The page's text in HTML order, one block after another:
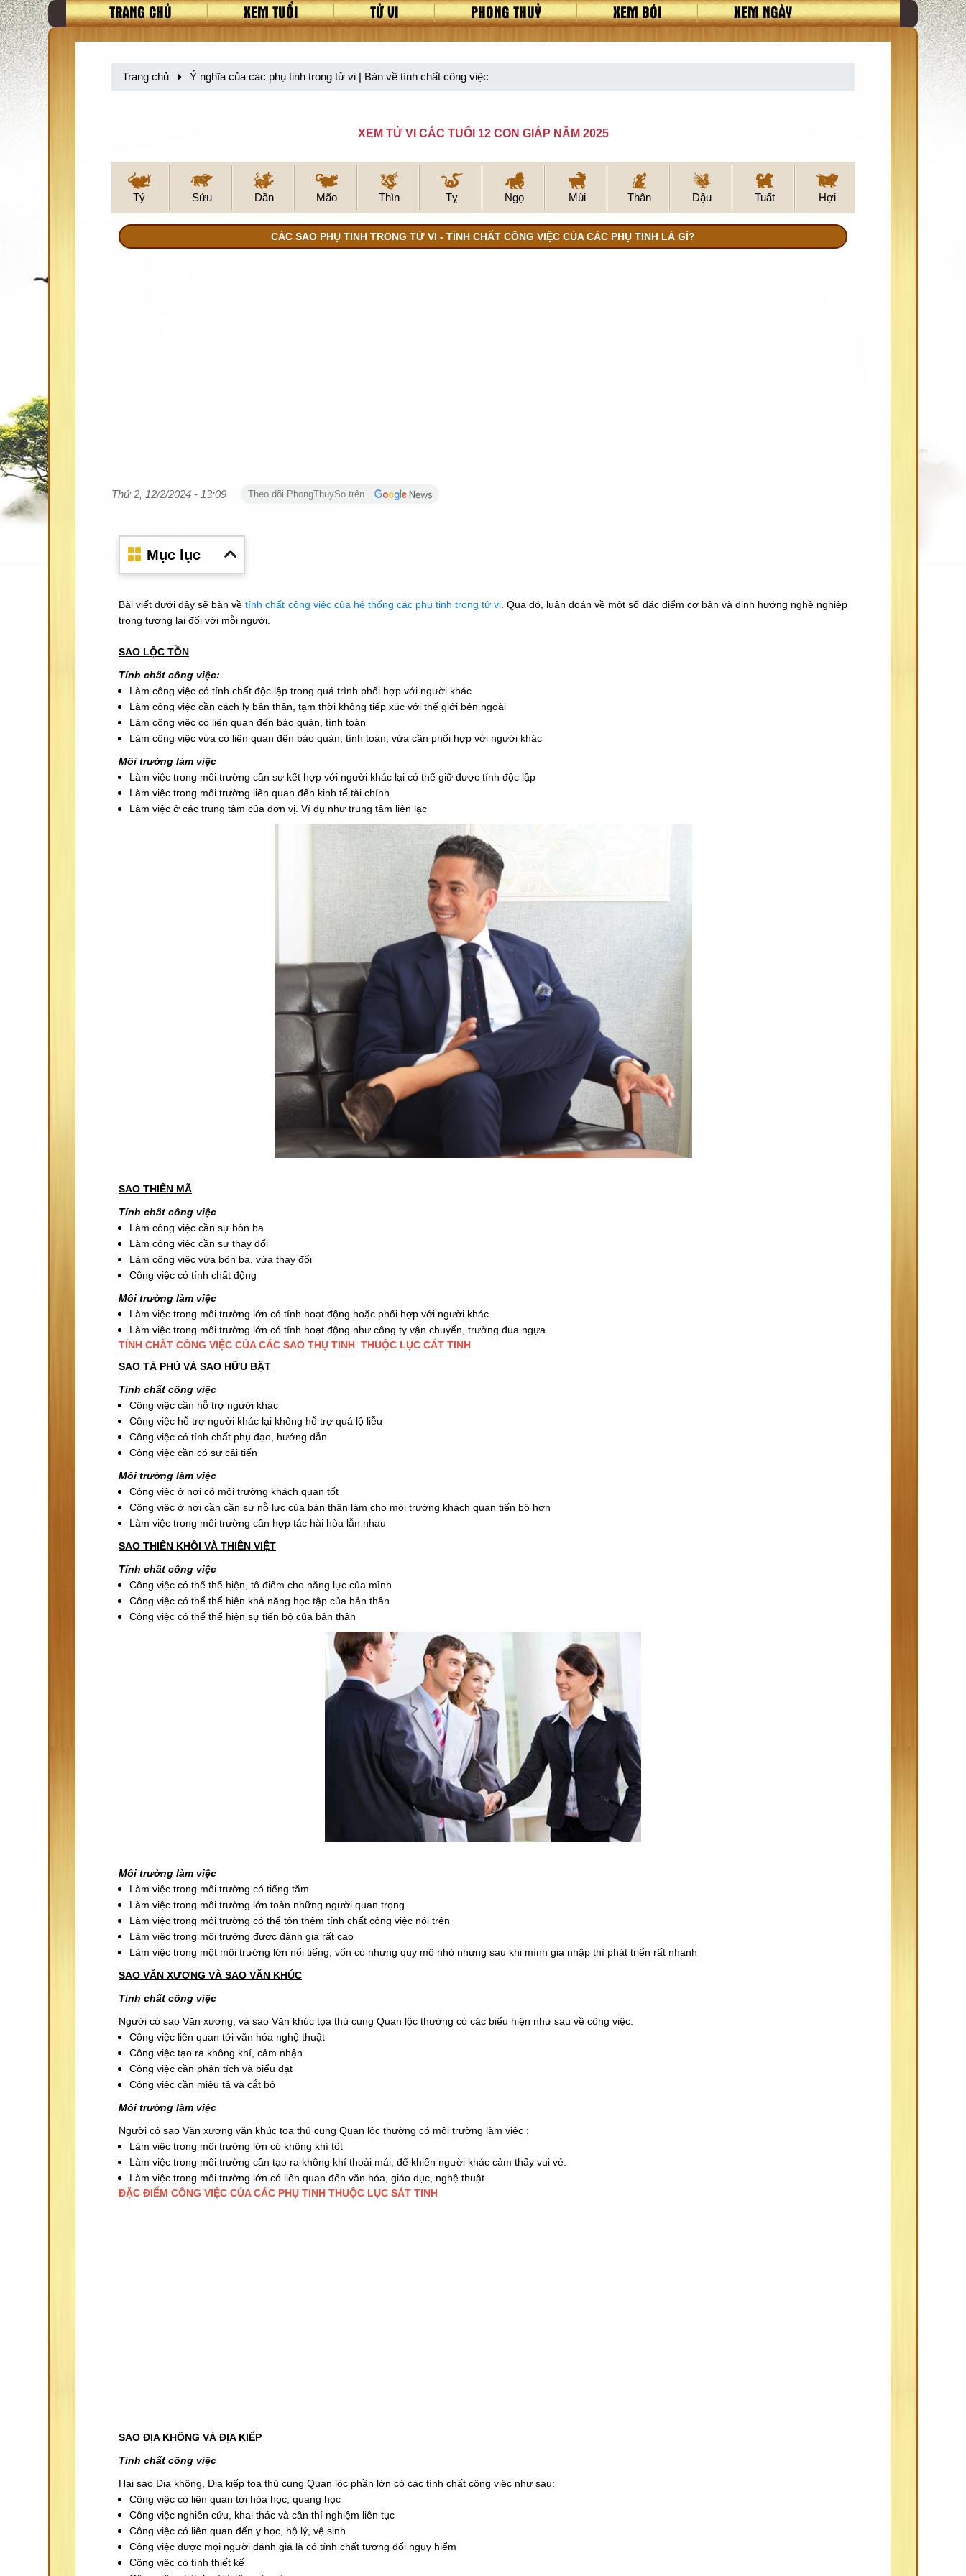
TRANG CHỦ XEM TUỔI TỬ VI PHONG THUỶ XEM BÓI XEM NGÀY
Trang chủ Ý nghĩa của các phụ tinh trong tử vi | Bàn về tính chất công việc
XEM TỬ VI CÁC TUỔI 12 CON GIÁP NĂM 2025
Tý Sửu Dần Mão Thìn Tỵ Ngọ Mùi Thân Dậu Tuất Hợi
CÁC SAO PHỤ TINH TRONG TỬ VI - TÍNH CHẤT CÔNG VIỆC CỦA CÁC PHỤ TINH LÀ GÌ?
Thứ 2, 12/2/2024 - 13:09 Theo dõi PhongThuySo trên
Mục lục
Bài viết dưới đây sẽ bàn vềtính chất công việc của hệ thống các phụ tinh trong tử vi . Qua đó, luận đoán về một số đặc điểm cơ bản và định hướng nghề nghiệp
trong tương lai đối với mỗi người.
SAO LỘC TỒN
Tính chất công việc:
Làm công việc có tính chất độc lập trong quá trình phối hợp với người khác
Làm công việc cần cách ly bản thân, tạm thời không tiếp xúc với thế giới bên ngoài
Làm công việc có liên quan đến bảo quản, tính toán
Làm công việc vừa có liên quan đến bảo quản, tính toán, vừa cần phối hợp với người khác
Môi trường làm việc
Làm việc trong môi trường cần sự kết hợp với người khác lại có thể giữ được tính độc lập
Làm việc trong môi trường liên quan đến kinh tế tài chính
Làm việc ở các trung tâm của đơn vị. Ví dụ như trung tâm liên lạc
SAO THIÊN MÃ
Tính chất công việc
Làm công việc cần sự bôn ba
Làm công việc cần sự thay đổi
Làm công việc vừa bôn ba, vừa thay đổi
Công việc có tính chất động
Môi trường làm việc
Làm việc trong môi trường lớn có tính hoạt động hoặc phối hợp với người khác.
Làm việc trong môi trường lớn có tính hoạt động như công ty vận chuyển, trường đua ngựa.
TÍNH CHẤT CÔNG VIỆC CỦA CÁC SAO THỤ TINH THUỘC LỤC CÁT TINH
SAO TẢ PHÙ VÀ SAO HỮU BẬT
Tính chất công việc
Công việc cần hỗ trợ người khác
Công việc hỗ trợ người khác lại không hỗ trợ quá lộ liễu
Công việc có tính chất phụ đạo, hướng dẫn
Công việc cần có sự cải tiến
Môi trường làm việc
Công việc ở nơi có môi trường khách quan tốt
Công việc ở nơi cần cần sự nỗ lực của bản thân làm cho môi trường khách quan tiến bộ hơn
Làm việc trong môi trường cần hợp tác hài hòa lẫn nhau
SAO THIÊN KHÔI VÀ THIÊN VIỆT
Tính chất công việc
Công việc có thể thể hiện, tô điểm cho năng lực của mình
Công việc có thể thể hiện khả năng học tập của bản thân
Công việc có thể thể hiện sự tiến bộ của bản thân
Môi trường làm việc
Làm việc trong môi trường có tiếng tăm
Làm việc trong môi trường lớn toàn những người quan trọng
Làm việc trong môi trường có thể tôn thêm tính chất công việc nói trên
Làm việc trong môi trường được đánh giá rất cao
Làm việc trong một môi trường lớn nổi tiếng, vốn có nhưng quy mô nhỏ nhưng sau khi mình gia nhập thì phát triển rất nhanh
SAO VĂN XƯƠNG VÀ SAO VĂN KHÚC
Tính chất công việc
Người có sao Văn xương, và sao Văn khúc tọa thủ cung Quan lộc thường có các biểu hiện như sau về công việc:
Công việc liên quan tới văn hóa nghệ thuật
Công việc tạo ra không khí, cảm nhận
Công việc cần phân tích và biểu đạt
Công việc cần miêu tả và cắt bỏ
Môi trường làm việc
Người có sao Văn xương văn khúc tọa thủ cung Quan lộc thường có môi trường làm việc :
Làm việc trong môi trường lớn có không khí tốt
Làm việc trong môi trường cần tạo ra không khí thoải mái, để khiến người khác cảm thấy vui vẻ.
Làm việc trong môi trường lớn có liên quan đến văn hóa, giáo dục, nghệ thuật
ĐẶC ĐIỂM CÔNG VIỆC CỦA CÁC PHỤ TINH THUỘC LỤC SÁT TINH
SAO ĐỊA KHÔNG VÀ ĐỊA KIẾP
Tính chất công việc
Hai sao Địa không, Địa kiếp tọa thủ cung Quan lộc phần lớn có các tính chất công việc như sau:
Công việc có liên quan tới hóa học, quang học
Công việc nghiên cứu, khai thác và cần thí nghiệm liên tục
Công việc có liên quan đến y học, hộ lý, vệ sinh
Công việc được mọi người đánh giá là có tính chất tương đối nguy hiểm
Công việc có tính thiết kế